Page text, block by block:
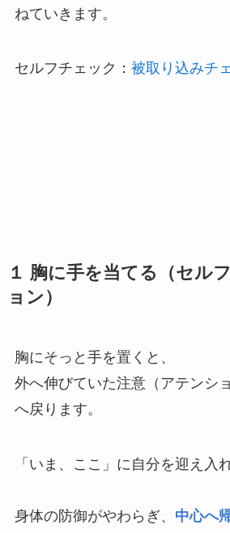
ねていきます。
セルフチェック： 被取り込みチ
１ 胸に手を当てる（セル
ョン）
胸にそっと手を置くと、
外へ伸びていた注意（アテンシ
へ戻ります。
「いま、ここ」に自分を迎え入
身体の防御がやわらぎ、 中心へ